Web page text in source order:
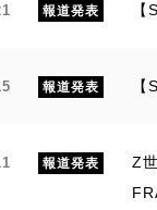
報道発表
報道発表
報道発表
Z